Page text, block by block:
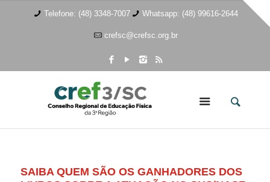
Telefone: (48) 3348-7007 Whatsapp: (48) 99616-2644
crefsc@crefsc.org.br
SAIBA QUEM SÃO OS GANHADORES DOS